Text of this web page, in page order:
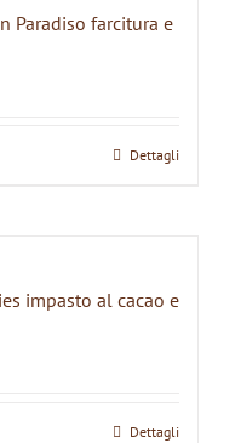
Paradiso farcitura e
Dettagli
impasto al cacao e
Dettagli